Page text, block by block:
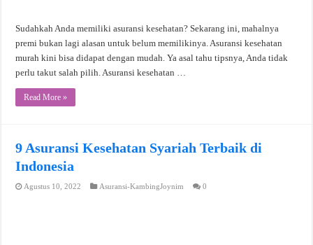
Sudahkah Anda memiliki asuransi kesehatan? Sekarang ini, mahalnya
premi bukan lagi alasan untuk belum memilikinya. Asuransi kesehatan
murah kini bisa didapat dengan mudah. Ya asal tahu tipsnya, Anda tidak
perlu takut salah pilih. Asuransi kesehatan …
Read More »
9 Asuransi Kesehatan Syariah Terbaik di
Indonesia
Agustus 10, 2022 Asuransi-KambingJoynim 0